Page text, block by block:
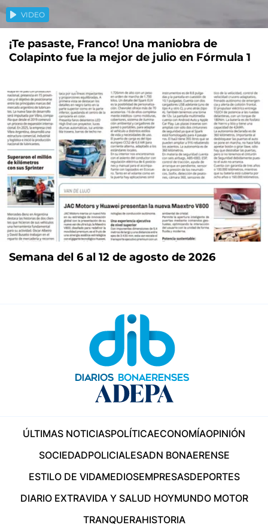
VIDEO
¡Te pasaste, Franco! Una maniobra de
Colapinto fue la mejor de julio en Fórmula 1
Semana del 6 al 12 de agosto de 2026
ÚLTIMAS NOTICIASPOLÍTICAECONOMÍAOPINIÓN
SOCIEDADPOLICIALESADN BONAERENSE
ESTILO DE VIDAMEDIOSEMPRESASDEPORTES
DIARIO EXTRAVIDA Y SALUD HOYMUNDO MOTOR
TRANQUERAHISTORIA